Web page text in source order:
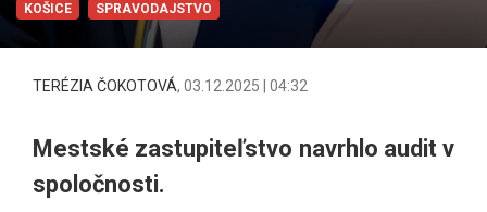
KOŠICE SPRAVODAJSTVO
TERÉZIA ČOKOTOVÁ, 03.12.2025 | 04:32
Mestské zastupiteľstvo navrhlo audit v
spoločnosti.